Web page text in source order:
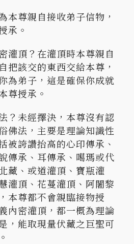
本尊親自接收弟子信物，
承。
灌頂？在灌頂時本尊親自
把該交的東西交給本尊，
為弟子，這是確保你成就
尊授承。
？未經擇決，本尊沒有認
佛法，主要是理論知識性
被誇讚抬高的心印傳承、
傳承、耳傳承、噶瑪或代
藏、或道灌頂、寶瓶灌
灌頂、花蔓灌頂、阿闍黎
本尊都不會親臨接物授
內密灌頂，都一概為理論
，能取現量伏藏之巨聖可